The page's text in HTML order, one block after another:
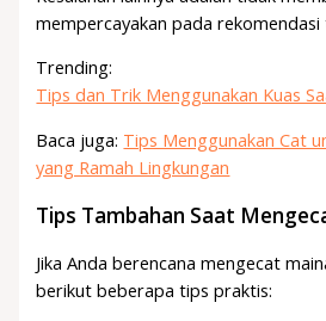
mempercayakan pada rekomendasi
Trending:
Tips dan Trik Menggunakan Kuas
Baca juga: Tips Menggunakan Cat
yang Ramah Lingkungan
Tips Tambahan Saat
Jika Anda berencana mengecat
berikut beberapa tips praktis: